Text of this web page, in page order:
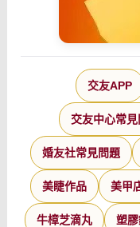
交友APP
交友中心常
婚友社常見問題
美睫作品 美甲
牛樟芝滴丸 塑